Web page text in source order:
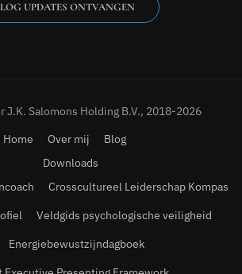
UPDATES ONTVANGEN
J.K. Salomons Holding B.V., 2018-2026
Home
Over mij
Blog
Downloads
Crosscultureel Leiderschap Kompas
Veldgids psychologische veiligheid
Energiebewustzijndagboek